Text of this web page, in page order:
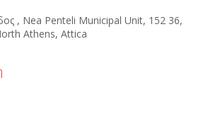
, Nea Penteli Municipal Unit, 152 36,
Athens, Attica